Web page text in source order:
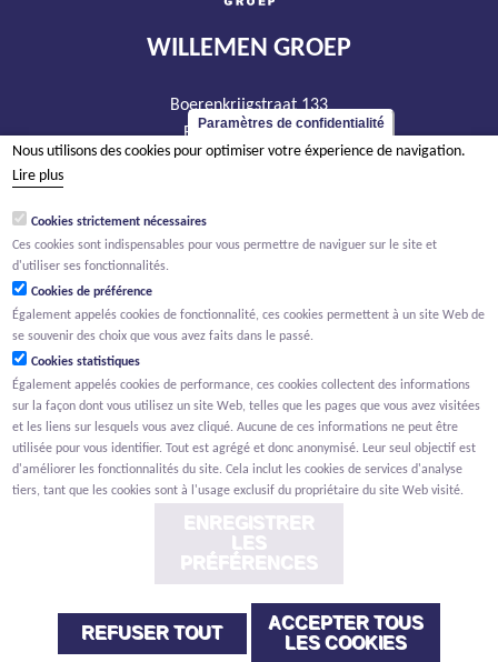
WILLEMEN GROEP
Boerenkrijgstraat 133
BE - 2800 Malines
tél +32 15 569 965
RPM Anvers, département Malines
Renonciation Privacy Cookies Signalement des lanceurs d'alerte
Paramètres de confidentialité
Nous utilisons des cookies pour optimiser votre éxperience de navigation.
Lire plus
Cookies strictement nécessaires
Ces cookies sont indispensables pour vous permettre de naviguer sur le site et
d'utiliser ses fonctionnalités.
Cookies de préférence
Également appelés cookies de fonctionnalité, ces cookies permettent à un site Web de
se souvenir des choix que vous avez faits dans le passé.
Cookies statistiques
Également appelés cookies de performance, ces cookies collectent des informations
sur la façon dont vous utilisez un site Web, telles que les pages que vous avez visitées
et les liens sur lesquels vous avez cliqué. Aucune de ces informations ne peut être
utilisée pour vous identifier. Tout est agrégé et donc anonymisé. Leur seul objectif est
d'améliorer les fonctionnalités du site. Cela inclut les cookies de services d'analyse
tiers, tant que les cookies sont à l'usage exclusif du propriétaire du site Web visité.
ENREGISTRER
LES
PRÉFÉRENCES
REFUSER TOUT
ACCEPTER TOUS
LES COOKIES